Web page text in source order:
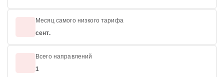
Месяц самого низкого тарифа
сент.
Всего направлений
1